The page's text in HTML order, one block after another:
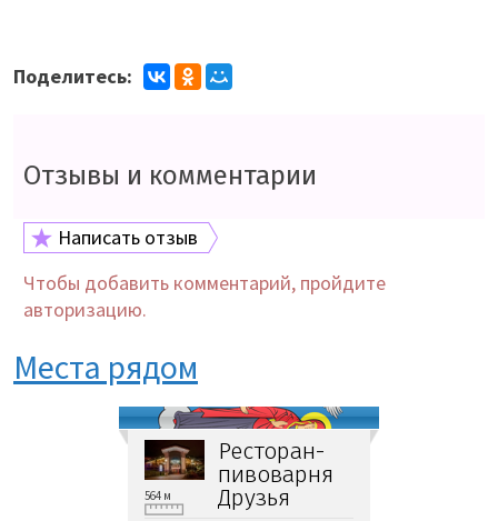
Поделитесь:
Отзывы и комментарии
Написать отзыв
Чтобы добавить комментарий, пройдите
авторизацию.
Места рядом
Ресторан-
пивоварня
Друзья
564 м